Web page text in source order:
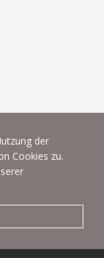
der
Cookies zu.
- Alle Rechte